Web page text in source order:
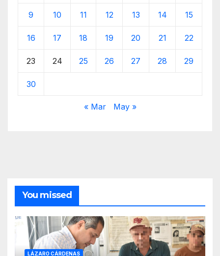
9 10 11 12 13 14 15
16 17 18 19 20 21 22
23 24 25 26 27 28 29
30
« Mar May »
You missed
LÁZARO CÁRDENAS